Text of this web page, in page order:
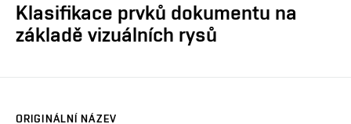
Klasifikace prvků dokumentu na
základě vizuálních rysů
ORIGINÁLNÍ NÁZEV